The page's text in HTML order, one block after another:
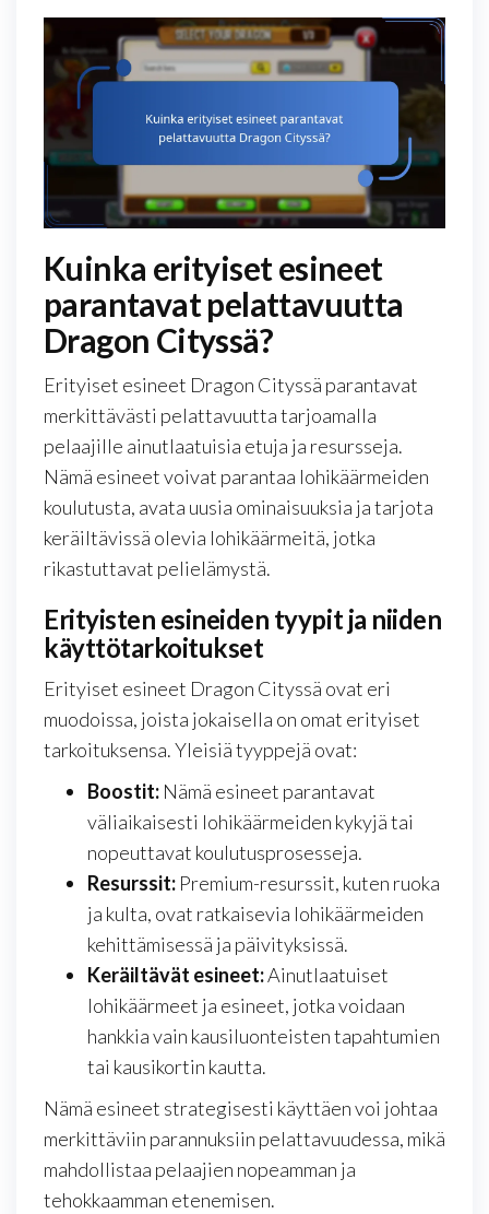
Kuinka erityiset esineet
parantavat pelattavuutta
Dragon Cityssä?
Erityiset esineet Dragon Cityssä parantavat
merkittävästi pelattavuutta tarjoamalla
pelaajille ainutlaatuisia etuja ja resursseja.
Nämä esineet voivat parantaa lohikäärmeiden
koulutusta, avata uusia ominaisuuksia ja tarjota
keräiltävissä olevia lohikäärmeitä, jotka
rikastuttavat pelielämystä.
Erityisten esineiden tyypit ja niiden
käyttötarkoitukset
Erityiset esineet Dragon Cityssä ovat eri
muodoissa, joista jokaisella on omat erityiset
tarkoituksensa. Yleisiä tyyppejä ovat:
Boostit: Nämä esineet parantavat
väliaikaisesti lohikäärmeiden kykyjä tai
nopeuttavat koulutusprosesseja.
Resurssit: Premium-resurssit, kuten ruoka
ja kulta, ovat ratkaisevia lohikäärmeiden
kehittämisessä ja päivityksissä.
Keräiltävät esineet:Ainutlaatuiset
lohikäärmeet ja esineet, jotka voidaan
hankkia vain kausiluonteisten tapahtumien
tai kausikortin kautta.
Nämä esineet strategisesti käyttäen voi johtaa
merkittäviin parannuksiin pelattavuudessa, mikä
mahdollistaa pelaajien nopeamman ja
tehokkaamman etenemisen.